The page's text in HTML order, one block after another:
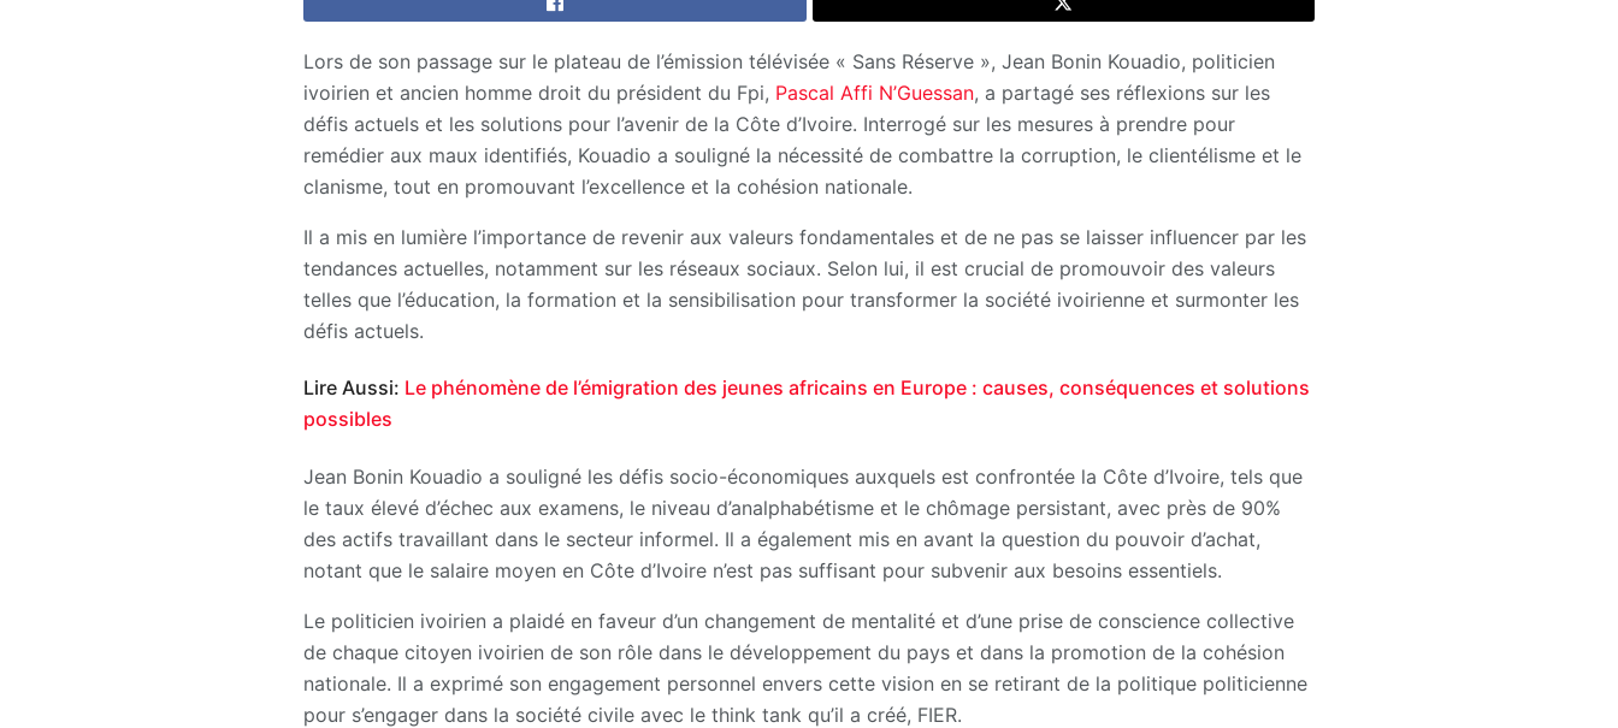
Lors de son passage sur le plateau de l’émission télévisée « Sans Réserve », Jean Bonin Kouadio, politicien
ivoirien et ancien homme droit du président du Fpi, Pascal Affi N’Guessan, a partagé ses réflexions sur les
défis actuels et les solutions pour l’avenir de la Côte d’Ivoire. Interrogé sur les mesures à prendre pour
remédier aux maux identifiés, Kouadio a souligné la nécessité de combattre la corruption, le clientélisme et le
clanisme, tout en promouvant l’excellence et la cohésion nationale.
Il a mis en lumière l’importance de revenir aux valeurs fondamentales et de ne pas se laisser influencer par les
tendances actuelles, notamment sur les réseaux sociaux. Selon lui, il est crucial de promouvoir des valeurs
telles que l’éducation, la formation et la sensibilisation pour transformer la société ivoirienne et surmonter les
défis actuels.
Lire Aussi: Le phénomène de l’émigration des jeunes africains en Europe : causes, conséquences et solutions
possibles
Jean Bonin Kouadio a souligné les défis socio-économiques auxquels est confrontée la Côte d’Ivoire, tels que
le taux élevé d’échec aux examens, le niveau d’analphabétisme et le chômage persistant, avec près de 90%
des actifs travaillant dans le secteur informel. Il a également mis en avant la question du pouvoir d’achat,
notant que le salaire moyen en Côte d’Ivoire n’est pas suffisant pour subvenir aux besoins essentiels.
Le politicien ivoirien a plaidé en faveur d’un changement de mentalité et d’une prise de conscience collective
de chaque citoyen ivoirien de son rôle dans le développement du pays et dans la promotion de la cohésion
nationale. Il a exprimé son engagement personnel envers cette vision en se retirant de la politique politicienne
pour s’engager dans la société civile avec le think tank qu’il a créé, FIER.